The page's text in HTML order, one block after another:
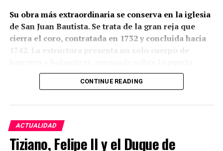
Su obra más extraordinaria se conserva en la iglesia
de San Juan Bautista. Se trata de la gran reja que
cierra el coro, contratada en 1732 y concluida hacia
1742. La estructura presenta un solo cuerpo de
central por un gran remate ornamental. En lo alto
aparece una corona real flanqueada por ángeles con
guirnaldas a otros ángeles que parecen tocar sus
trompetas sobre el hierro. Algunas partes fueron
doradas y policromadas, de modo que la reja no
CONTINUE READING
ACTUALIDAD
Tiziano, Felipe II y el Duque de